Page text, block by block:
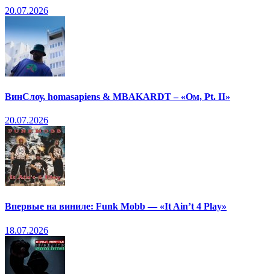
20.07.2026
ВинСлоу, homasapiens & MBAKARDT – «Ом, Pt. II»
20.07.2026
Впервые на виниле: Funk Mobb — «It Ain’t 4 Play»
18.07.2026